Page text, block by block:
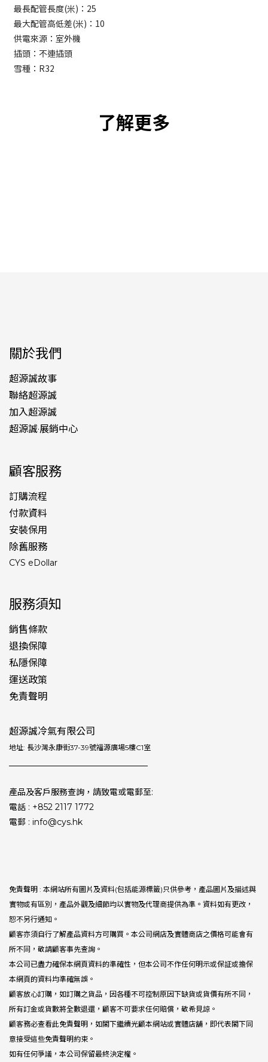
最長配管長度(米)：25
最大配管高低差(米)：10
供電來源：室外機
插頭：不連插頭
雪種：R32
了解更多
關於我們
超源誠故事
聯絡超源誠
加入超源誠
超源誠·展銷中心
顧客服務
訂購流程
付款資料
安裝保用
除舊服務
CYS eDollar
服務須知
銷售條款
退換保障
私隱保障
運送政策
免責聲明
超源誠冷氣有限公司
地址: 長沙灣永康街37-39號福源廣場5樓C1室
產品及客戶服務查詢，請致電或電郵至:
電話 : +852 2117 1772
電郵 : info@cys.hk
免責聲明 : 本網站所有圖片及資料(包括能源標籤)只供參考，產品圖片及描述與
實物或有區別，產品外觀及細節均以實物及代理商提供為準。資料如有更改，
恕不另行通知。
顧客亦須自行了解產品資料方可購買。本公司網店及實體商店之價格可能會有
所不同，敬請顧客事先查詢。
本公司已盡力確保本網頁資料的準確性，但本公司不作任何明示或保証或擔保
本網頁的資料均準確無誤。
顧客放心訂購，如訂購之貨品，因各種不可控制原因下缺貨或貨價有所不同，
所有訂金或貨數將全數退還，顧客不可要求任何賠償，敬希見諒。
顧客務必查看此免責聲明，如閣下繼續光顧本網站或實體店舖，即代表閣下同
意接受這些免責聲明約束。
如有任何爭議，本公司保留最終決定權。